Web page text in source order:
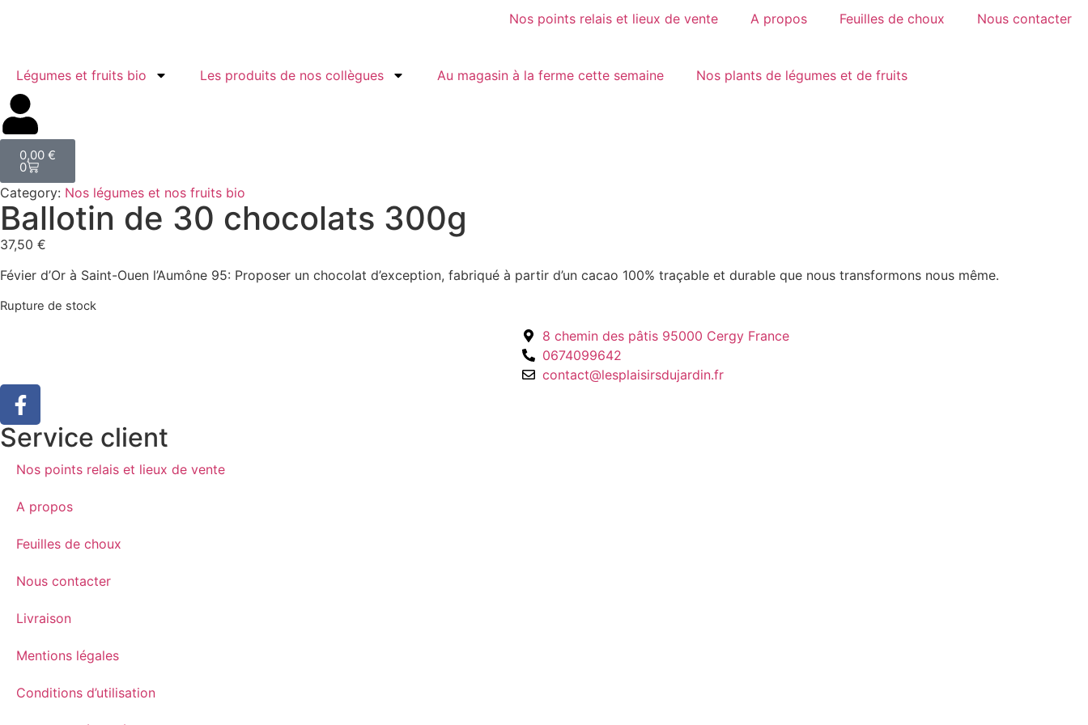
Nos points relais et lieux de vente A propos Feuilles de choux Nous contacter
Légumes et fruits bio Les produits de nos collègues Au magasin à la ferme cette semaine Nos plants de légumes et de fruits
0,00 €
0
Category: Nos légumes et nos fruits bio
Ballotin de 30 chocolats 300g
37,50 €
Févier d’Or à Saint-Ouen l’Aumône 95: Proposer un chocolat d’exception, fabriqué à partir d’un cacao 100% traçable et durable que nous transformons nous même.
Rupture de stock
8 chemin des pâtis 95000 Cergy France
0674099642
contact@lesplaisirsdujardin.fr
Service client
Nos points relais et lieux de vente
A propos
Feuilles de choux
Nous contacter
Livraison
Mentions légales
Conditions d’utilisation